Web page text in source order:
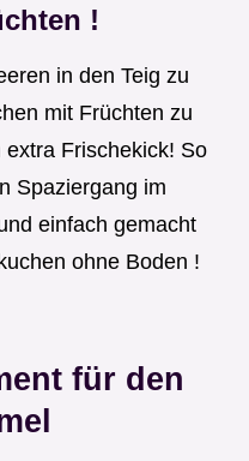
!
in den Teig zu
mit Früchten zu
Frischekick! So
Spaziergang im
einfach gemacht
ohne Boden !
für den